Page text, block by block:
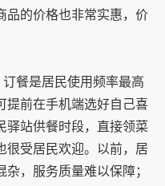
品的价格也非常实惠，价
餐是居民使用频率最高
提前在手机端选好自己喜
驿站供餐时段，直接领菜
很受居民欢迎。以前，居
，服务质量难以保障；